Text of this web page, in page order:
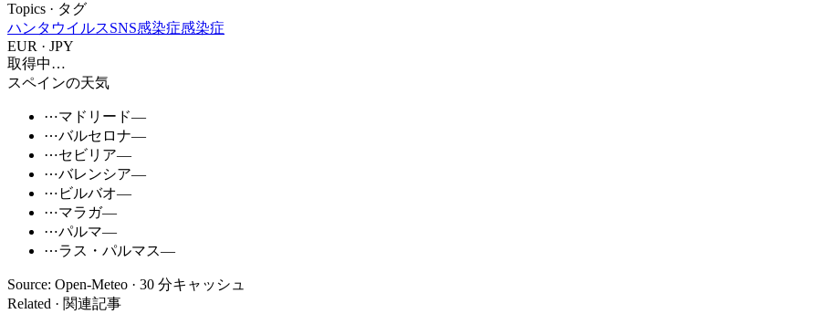
Topics · タグ
ハンタウイルスSNS感染症感染症
EUR · JPY
取得中…
スペインの天気
⋯マドリード—
⋯バルセロナ—
⋯セビリア—
⋯バレンシア—
⋯ ビルバオ—
⋯マラガ—
⋯パルマ—
⋯ラス・パルマス—
Source: Open-Meteo · 30 分キャッシュ
Related · 関連記事